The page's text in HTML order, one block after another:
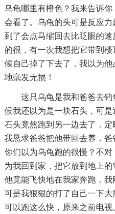
乌龟哪里有橙色？我来告诉
会看了。乌龟的头可是反应
到了会点马缩回去比眨眼的
的很，有一次我想把它带到
候自己掉了下去了，我以为
地毫发无损！
这只乌龟是我和爸爸去
候我还以为是一块石头，可
石头竟然跑到另一边去了，定
我恳求爸爸把他带回去养，爸
你们以为乌龟跑的很慢？不
为我回到家，把它放到地上的
他竟能飞快地在我家奔跑，我
可是我狠狠的打了自己一下
可以跑这么快，原来之前电